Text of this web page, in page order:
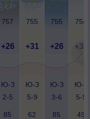
757 755 755 754
+26 +31 +26 +33
Ю-З
2-5
Ю-З
5-9
Ю-З
3-6
Ю-З
5-9
85 62 85 49